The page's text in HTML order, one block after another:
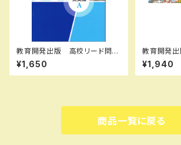
教育開発出版 高校リード問題
集 英文法 A ，英文法 B 202
6年度版 各科目（選択くださ
い） 新品完全セット ISBN
¥1,650
教育開発
ーワーク
選択くだ
新品完全セ
¥1,940
商品一覧に戻る